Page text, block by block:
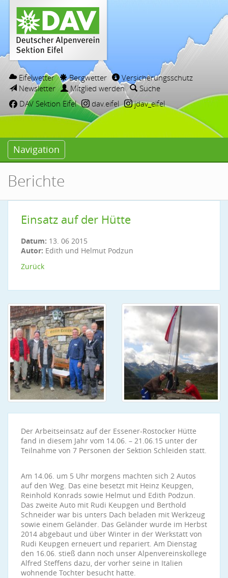
Eifelwetter Bergwetter
Versicherungsschutz
Newsletter
Mitglied werden
Suche
DAV Sektion Eifel
dav.eifel jdav_eifel
Navigation
Berichte
Einsatz auf der Hütte
Datum: 13. 06 2015
Autor: Edith und Helmut Podzun
Zurück
Der Arbeitseinsatz auf der Essener-Rostocker Hütte
fand in diesem Jahr vom 14.06. – 21.06.15 unter der
Teilnahme von 7 Personen der Sektion Schleiden statt.
Am 14.06. um 5 Uhr morgens machten sich 2 Autos
auf den Weg. Das eine besetzt mit Heinz Keupgen,
Reinhold Konrads sowie Helmut und Edith Podzun.
Das zweite Auto mit Rudi Keupgen und Berthold
Schneider war bis unters Dach beladen mit Werkzeug
sowie einem Geländer. Das Geländer wurde im Herbst
2014 abgebaut und über Winter in der Werkstatt von
Rudi Keupgen erneuert und repariert. Am Dienstag
den 16.06. stieß dann noch unser Alpenvereinskollege
Alfred Steffens dazu, der vorher seine in Italien
wohnende Tochter besucht hatte.